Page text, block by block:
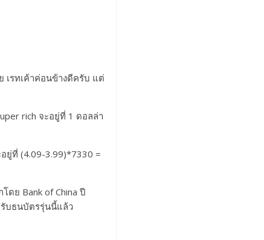
เรทเค้าค่อนข้างดีครับ แต่
rich จะอยู่ที่ 1 ดอลล่า
ยู่ที่ (4.09-3.99)*7330 =
ดย Bank of China ปี
รับธนบัตรรุ่นนี้แล้ว